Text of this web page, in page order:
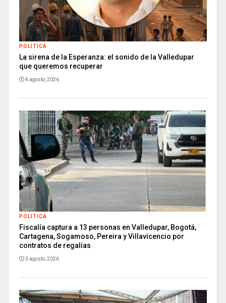
POLITICA
La sirena de la Esperanza: el sonido de la Valledupar
que queremos recuperar
4 agosto, 2026
POLITICA
Fiscalía captura a 13 personas en Valledupar, Bogotá,
Cartagena, Sogamoso, Pereira y Villavicencio por
contratos de regalías
3 agosto, 2026